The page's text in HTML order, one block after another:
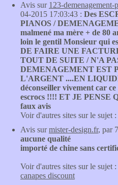
Avis sur 123-demenagement-
04-2015 17:03:43 : Des
PIANOS /
malmené ma mère + de 80
loin le gentil Monsieur qui
DE FAIRE UNE
TOUT DE SUITE / N'A
DEMENAGEMENT EST
L'ARGENT ....EN
déconseiller vivement car
escrocs !!!! ET JE PENSE
faux avis
Voir d'autres sites sur le sujet :
Avis surmister-design.fr, par
aucune qualité
importé de chine sans
Voir d'autres sites sur le sujet :
canapes discount